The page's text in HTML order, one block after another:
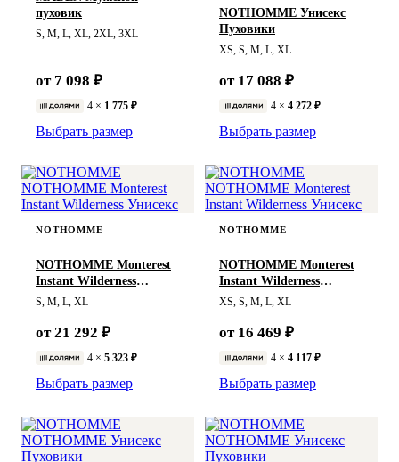
пуховик
S, M, L, XL, 2XL, 3XL
от 7 098 ₽
4 × 1 775 ₽
Выбрать размер
NOTHOMME Унисекс
Пуховики
XS, S, M, L, XL
от 17 088 ₽
4 × 4 272 ₽
Выбрать размер
NOTHOMME
NOTHOMME Monterest
Instant Wilderness
Унисекс
S, M, L, XL
от 21 292 ₽
4 × 5 323 ₽
Выбрать размер
NOTHOMME
NOTHOMME Monterest
Instant Wilderness
Унисекс
XS, S, M, L, XL
от 16 469 ₽
4 × 4 117 ₽
Выбрать размер